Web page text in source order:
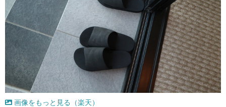
画像をもっと見る（楽天）